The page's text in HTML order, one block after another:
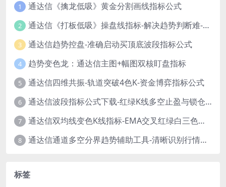
1 通达信《擒龙低吸》黄金分割画线指标公式
2 通达信《打板低吸》操盘线指标-解决趋势判断难-新手也能轻松参考！
3 通达信趋势控盘-准确启动买顶底波段指标公式
4 趋势变色龙：通达信主图+幅图双核盯盘指标
5 通达信四维共振-轨道突破4色K-资金博弈指标公式
6 通达信波段指标公式下载-红绿K线多空止盈与锁仓信号
7 通达信双均线变色K线指标-EMA交叉红绿白三色柱源码
8 通达信通道多空分界趋势辅助工具-清晰识别行情转折点
标签